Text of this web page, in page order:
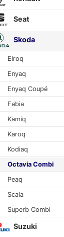
Seat
Skoda
Elroq
Enyaq
Enyaq Coupé
Fabia
Kamiq
Karoq
Kodiaq
Octavia Combi
Peaq
Scala
Superb Combi
Suzuki